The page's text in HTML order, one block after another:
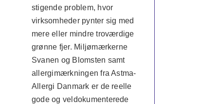
stigende problem, hvor
virksomheder pynter sig med
mere eller mindre troværdige
grønne fjer. Miljømærkerne
Svanen og Blomsten samt
allergimærkningen fra Astma-
Allergi Danmark er de reelle
gode og veldokumenterede